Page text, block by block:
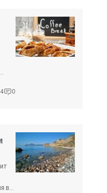
0
в